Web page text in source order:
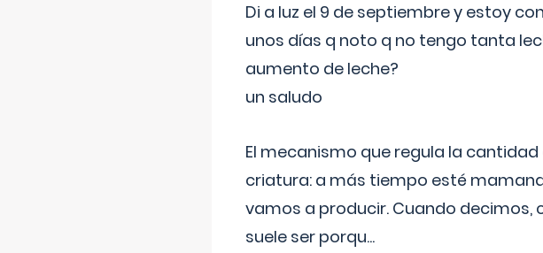
Di a luz el 9 de septiembre y estoy
unos días q noto q no tengo tanta
aumento de leche?
un saludo
El mecanismo que regula la
criatura: a más tiempo esté
vamos a producir. Cuando
suele ser porqu...